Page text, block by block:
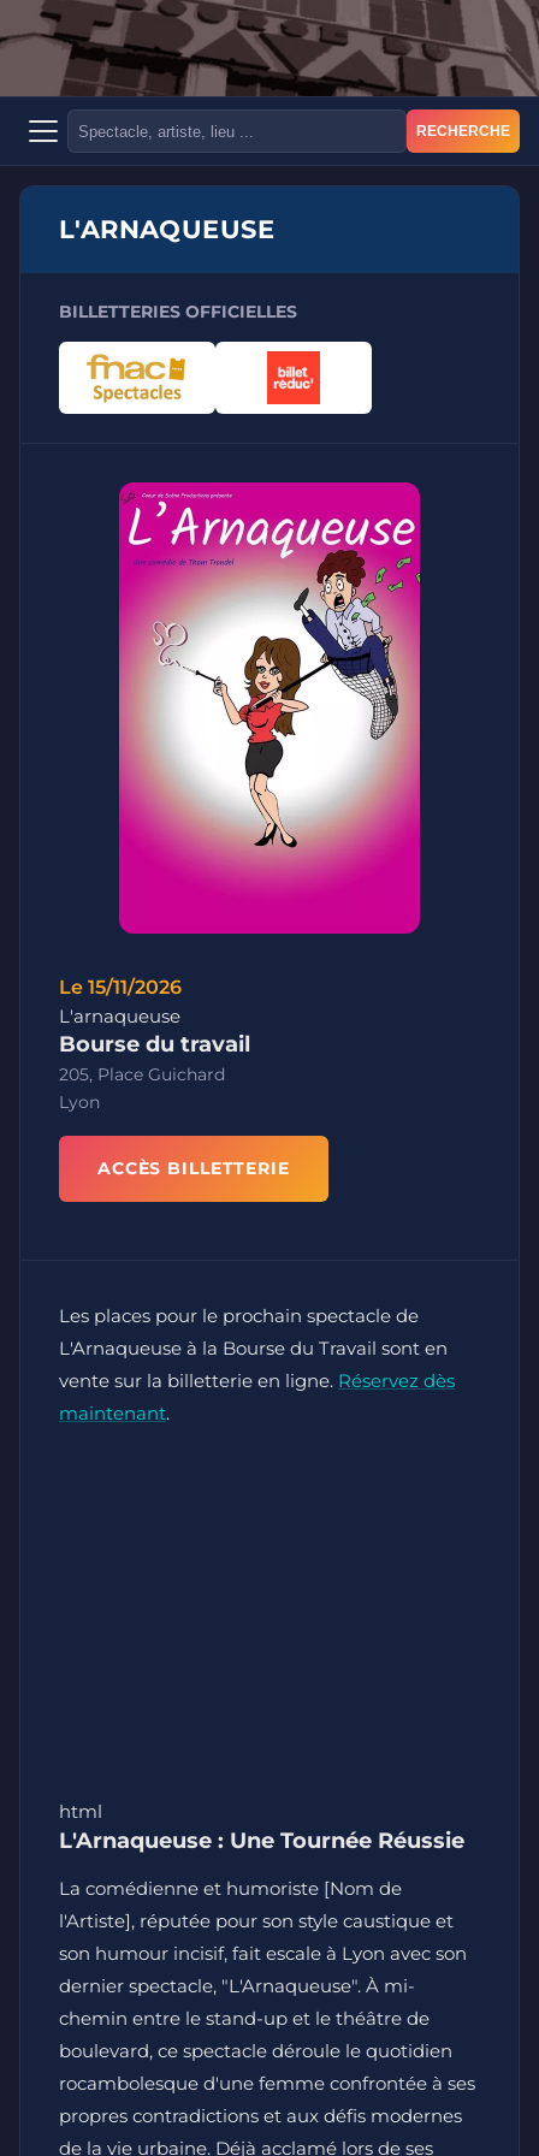
RECHERCHE
L'ARNAQUEUSE
BILLETTERIES OFFICIELLES
Le 15/11/2026
L'arnaqueuse
Bourse du travail
205, Place Guichard
Lyon
ACCÈS BILLETTERIE
Les places pour le prochain spectacle de
L'Arnaqueuse à la Bourse du Travail sont en
vente sur la billetterie en ligne. Réservez dès
maintenant.
html
L'Arnaqueuse : Une Tournée Réussie
La comédienne et humoriste [Nom de
l'Artiste], réputée pour son style caustique et
son humour incisif, fait escale à Lyon avec son
dernier spectacle, "L'Arnaqueuse". À mi-
chemin entre le stand-up et le théâtre de
boulevard, ce spectacle déroule le quotidien
rocambolesque d'une femme confrontée à ses
propres contradictions et aux défis modernes
de la vie urbaine. Déjà acclamé lors de ses